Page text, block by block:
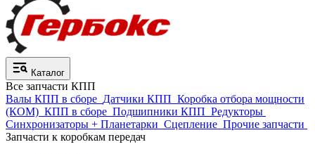
Каталог
Все запчасти КПП
Валы КПП в сборе Датчики КПП Коробка отбора мощности
(КОМ) КПП в сборе Подшипники КПП Редукторы
Синхронизаторы + Планетарки Сцепление Прочие запчасти
Запчасти к коробкам передач